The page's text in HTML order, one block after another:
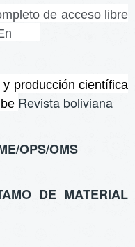
de acceso libre
En
y producción científica
Revista boliviana
OPS/OMS
DE MATERIAL